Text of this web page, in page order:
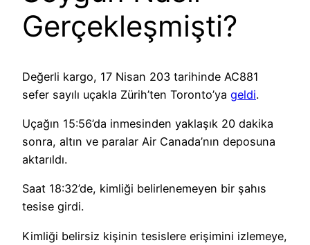
Gerçekleşmişti?
Değerli kargo, 17 Nisan 203 tarihinde AC881
sefer sayılı uçakla Zürih’ten Toronto’ya geldi.
Uçağın 15:56’da inmesinden yaklaşık 20 dakika
sonra, altın ve paralar Air Canada’nın deposuna
aktarıldı.
Saat 18:32’de, kimliği belirlenemeyen bir şahıs
tesise girdi.
Kimliği belirsiz kişinin tesislere erişimini izlemeye,